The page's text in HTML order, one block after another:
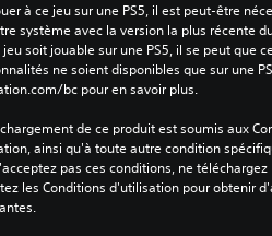
à ce jeu sur une PS5, il est peut-être
système avec la version la plus récente
soit jouable sur une PS5, il se peut que
ne soient disponibles que sur une
bc pour en savoir plus.
de ce produit est soumis aux
ainsi qu'à toute autre condition
pas ces conditions, ne téléchargez
les Conditions d'utilisation pour obtenir